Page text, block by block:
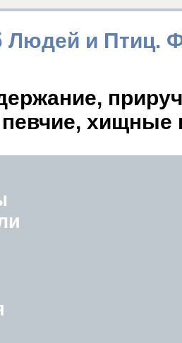
Людей и Птиц.
хищные